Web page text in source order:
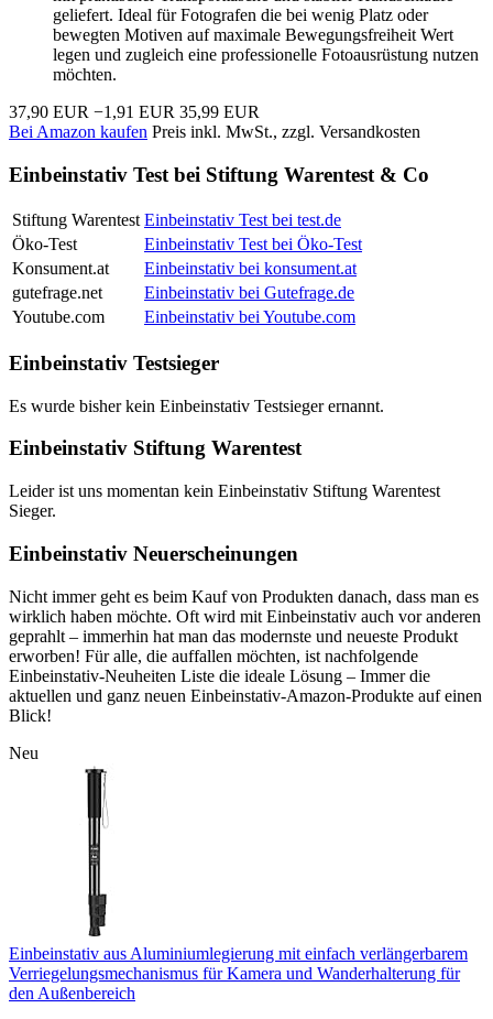
geliefert. Ideal für Fotografen die bei wenig Platz oder
bewegten Motiven auf maximale Bewegungsfreiheit Wert
legen und zugleich eine professionelle Fotoausrüstung nutzen
möchten.
37,90 EUR −1,91 EUR 35,99 EUR
Bei Amazon kaufen Preis inkl. MwSt., zzgl. Versandkosten
Einbeinstativ Test bei Stiftung Warentest & Co
Stiftung Warentest Einbeinstativ Test bei test.de
Öko-Test
Einbeinstativ Test bei Öko-Test
Konsument.at
Einbeinstativ bei konsument.at
gutefrage.net
Einbeinstativ bei Gutefrage.de
Youtube.com
Einbeinstativ bei Youtube.com
Einbeinstativ Testsieger
Es wurde bisher kein Einbeinstativ Testsieger ernannt.
Einbeinstativ Stiftung Warentest
Leider ist uns momentan kein Einbeinstativ Stiftung Warentest
Sieger.
Einbeinstativ Neuerscheinungen
Nicht immer geht es beim Kauf von Produkten danach, dass man es
wirklich haben möchte. Oft wird mit Einbeinstativ auch vor anderen
geprahlt – immerhin hat man das modernste und neueste Produkt
erworben! Für alle, die auffallen möchten, ist nachfolgende
Einbeinstativ-Neuheiten Liste die ideale Lösung – Immer die
aktuellen und ganz neuen Einbeinstativ-Amazon-Produkte auf einen
Blick!
Neu
Einbeinstativ aus Aluminiumlegierung mit einfach verlängerbarem
Verriegelungsmechanismus für Kamera und Wanderhalterung für
den Außenbereich